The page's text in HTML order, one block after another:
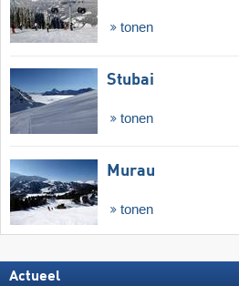
tonen
Stubai
tonen
Murau
tonen
Actueel